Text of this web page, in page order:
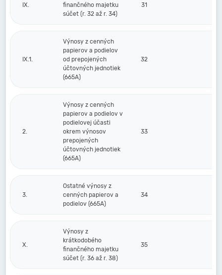
IX.
finančného majetku
súčet (r. 32 až r. 34)
31
IX.1.
Výnosy z cenných
papierov a podielov
od prepojených
účtovných jednotiek
(665A)
32
2.
Výnosy z cenných
papierov a podielov v
podielovej účasti
okrem výnosov
prepojených
účtovných jednotiek
(665A)
33
3.
Ostatné výnosy z
cenných papierov a
podielov (665A)
34
X.
Výnosy z
krátkodobého
finančného majetku
súčet (r. 36 až r. 38)
35